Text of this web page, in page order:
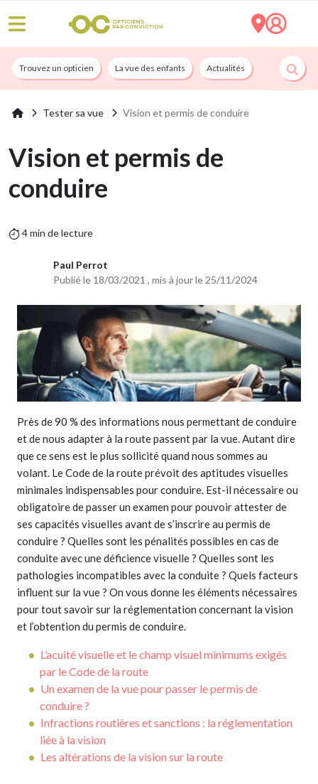
Trouvez un opticien La vue des enfants Actualités Nos services
Tester sa vue Vision et permis de conduire
Vision et permis de
conduire
4 min de lecture
Paul Perrot
Publié le 18/03/2021 , mis à jour le 25/11/2024
Près de 90 % des informations nous permettant de conduire
et de nous adapter à la route passent par la vue. Autant dire
que ce sens est le plus sollicité quand nous sommes au
volant. Le Code de la route prévoit des aptitudes visuelles
minimales indispensables pour conduire. Est-il nécessaire ou
obligatoire de passer un examen pour pouvoir attester de
ses capacités visuelles avant de s’inscrire au permis de
conduire ? Quelles sont les pénalités possibles en cas de
conduite avec une déficience visuelle ? Quelles sont les
pathologies incompatibles avec la conduite ? Quels facteurs
influent sur la vue ? On vous donne les éléments nécessaires
pour tout savoir sur la réglementation concernant la vision
et l’obtention du permis de conduire.
L’acuité visuelle et le champ visuel minimums exigés
par le Code de la route
Un examen de la vue pour passer le permis de
conduire ?
Infractions routières et sanctions : la réglementation
liée à la vision
Les altérations de la vision sur la route